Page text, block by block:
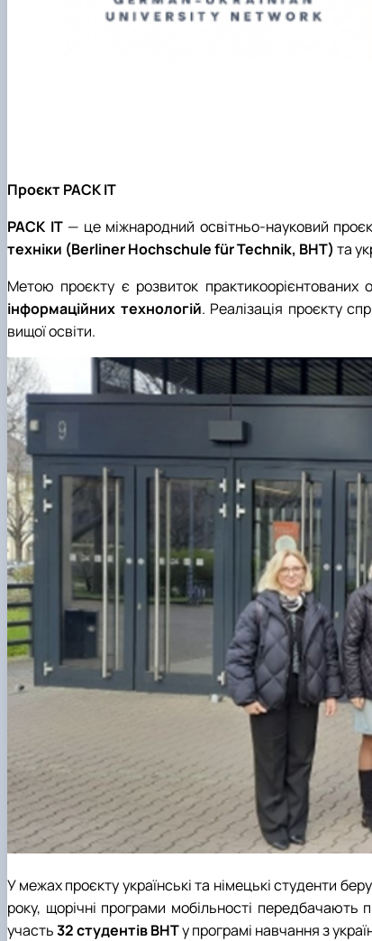
Проєкт PACK IT
PACK IT— це міжнародний освітньо-науковий
техніки (Berliner Hochschule für Technik, BHT) та
Метою проєкту є розвиток практикоорієнтованих
інформаційних технологій. Реалізація проєкту
вищої освіти.
У межах проєкту українські та німецькі студенти
року, щорічні програми мобільності передбачають
участь32 студентів BHTу програмі навчання з